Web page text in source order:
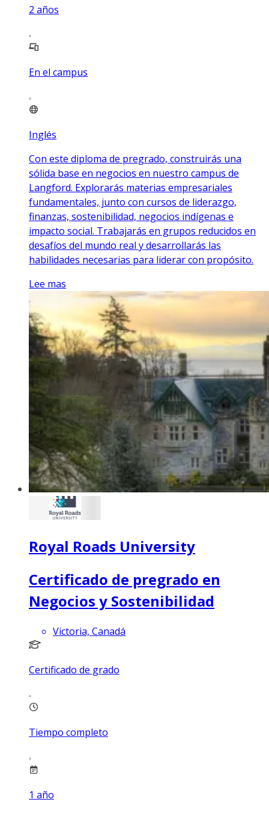
2 años
En el campus
Inglés
Con este diploma de pregrado, construirás una
sólida base en negocios en nuestro campus de
Langford. Explorarás materias empresariales
fundamentales, junto con cursos de liderazgo,
finanzas, sostenibilidad, negocios indígenas e
impacto social. Trabajarás en grupos reducidos en
desafíos del mundo real y desarrollarás las
habilidades necesarias para liderar con propósito.
Lee mas
Royal Roads University
Certificado de pregrado en
Negocios y Sostenibilidad
Victoria, Canadá
Certificado de grado
Tiempo completo
1 año